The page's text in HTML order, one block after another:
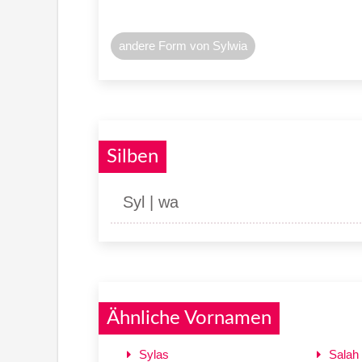
andere Form von Sylwia
Silben
Syl | wa
Ähnliche Vornamen
Sylas Salah